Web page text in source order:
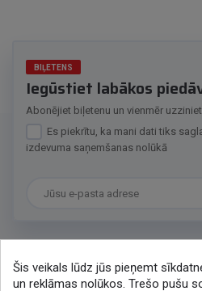
BIĻETENS
Iegūstiet labākos
Abonējiet biļetenu un vienmēr
Es piekrītu, ka mani dati tiks
izdevuma saņemšanas nolūkā
Sazināsimies
Šis veikals lūdz jūs pieņemt
un reklāmas nolūkos. Trešo pušu